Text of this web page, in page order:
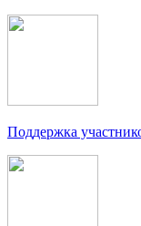
Поддержка